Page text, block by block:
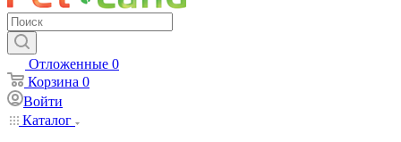
Отложенные 0
Корзина 0
Войти
Каталог